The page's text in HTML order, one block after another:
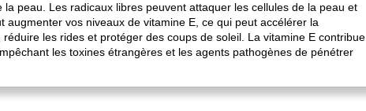
peau. Les radicaux libres peuvent attaquer les cellules de la peau et
vos niveaux de vitamine E, ce qui peut accélérer la
les rides et protéger des coups de soleil. La vitamine E contribue
les toxines étrangères et les agents pathogènes de pénétrer